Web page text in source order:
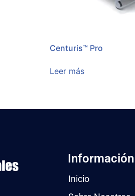
Centuris™ Pro
Leer más
Información
Inicio